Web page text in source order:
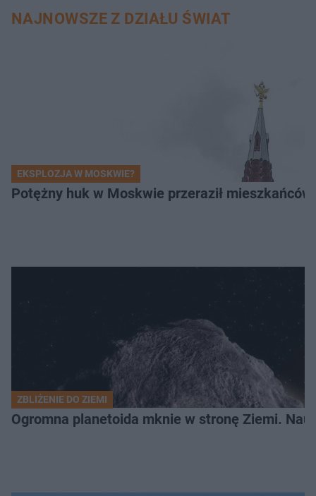
NAJNOWSZE Z DZIAŁU ŚWIAT
EKSPLOZJA W MOSKWIE?
Potężny huk w Moskwie przeraził
ZBLIŻENIE DO ZIEMI
Ogromna planetoida mknie w stronę Ziemi.